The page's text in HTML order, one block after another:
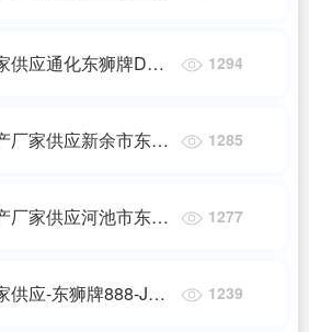
供应通化东狮牌DSH
1294
厂家供应新余市东狮
1285
厂家供应河池市东狮
1277
供应-东狮牌888-JDS
1239